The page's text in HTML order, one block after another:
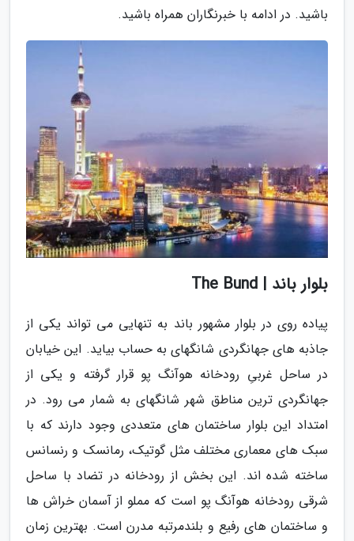
باشید. در ادامه با خبرنگاران همراه باشید.
بلوار باند | The Bund
پیاده روی در بلوار مشهور باند به تنهایی می تواند یکی از
جاذبه های جهانگردی شانگهای به حساب بیاید. این خیابان
در ساحل غربیِ رودخانه هوآنگ پو قرار گرفته و یکی از
جهانگردی ترین مناطق شهر شانگهای به شمار می رود. در
امتداد این بلوار ساختمان های متعددی وجود دارند که با
سبک های معماری مختلف مثل گوتیک، رمانسک و رنسانس
ساخته شده اند. این بخش از رودخانه در تضاد با ساحل
شرقی رودخانه هوآنگ پو است که مملو از آسمان خراش ها
و ساختمان های رفیع و بلندمرتبه مدرن است. بهترین زمان